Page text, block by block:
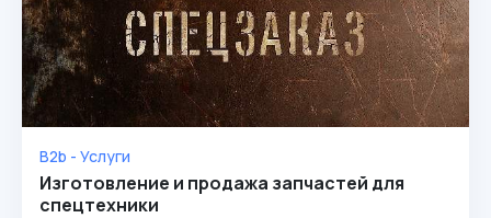
B2b - Услуги
Изготовление и продажа запчастей для
спецтехники